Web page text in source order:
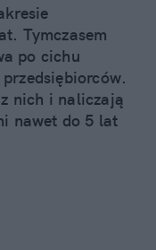
Tymczasem
po cichu
nich i naliczają
nawet do 5 lat